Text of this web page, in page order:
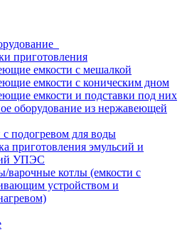
приготовления
емкости с мешалкой
емкости с коническим дном
емкости и подставки под них
оборудование из нержавеющей
с подогревом для воды
приготовления эмульсий и
УПЭС
варочные котлы (емкости с
устройством и